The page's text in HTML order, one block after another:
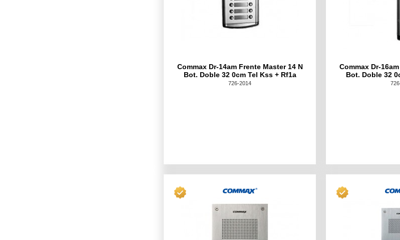
Commax Dr-14am Frente Master 14 N
Bot. Doble 32 0cm Tel Kss + Rf1a
726-2014
Commax Dr-
Bot. Doble 32